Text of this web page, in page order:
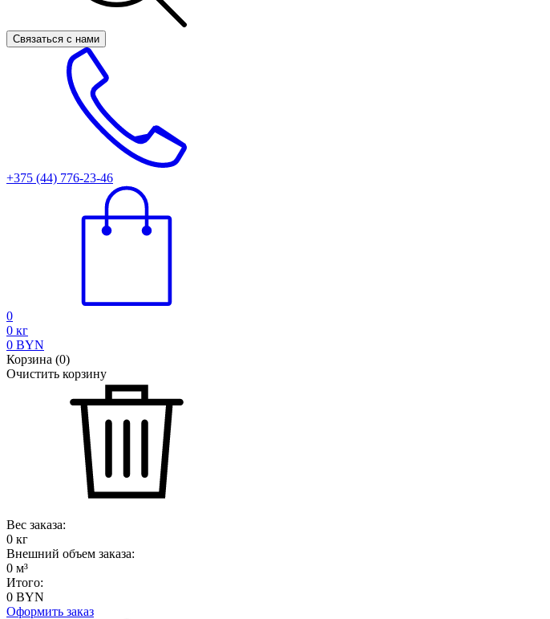
Связаться с нами
+375 (44) 776-23-46
0
0 кг
0 BYN
Корзина (0)
Очистить корзину
Вес заказа:
0 кг
Внешний объем заказа:
0 м³
Итого:
0 BYN
Оформить заказ